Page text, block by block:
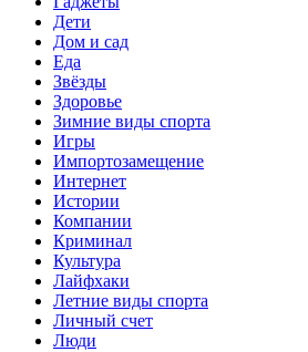
Дети
Дом и сад
Еда
Звёзды
Здоровье
Зимние виды спорта
Игры
Импортозамещение
Интернет
Истории
Компании
Криминал
Культура
Лайфхаки
Летние виды спорта
Личный счет
Люди